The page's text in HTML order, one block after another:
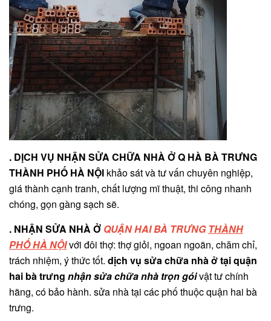
. DỊCH VỤ NHẬN SỬA CHỮA NHÀ Ở Q HÀ BÀ TRƯNG
THÀNH PHỐ HÀ NỘI khảo sát và tư vấn chuyên nghiệp,
giá thành cạnh tranh, chất lượng mĩ thuật, thi công nhanh
chóng, gọn gàng sạch sẽ.
. NHẬN SỬA NHÀ Ở QUẬN HAI BÀ TRƯNGTHÀNH
PHỐ HÀ NỘIvới đôi thợ: thợ giỏi, ngoan ngoãn, chăm chỉ,
trách nhiệm, ý thức tốt. dịch vụ sửa chữa nhà ở tại quận
hai bà trưng nhận sửa chữa nhà trọn góivật tư chính
hãng, có bảo hành. sửa nhà tại các phố thuộc quận hai bà
trưng.